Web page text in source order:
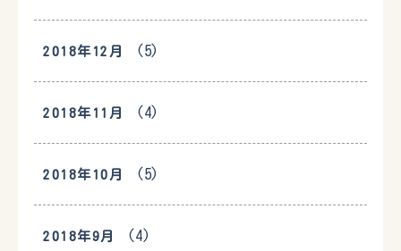
2018年12月 (5)
2018年11月 (4)
2018年10月 (5)
2018年9月 (4)